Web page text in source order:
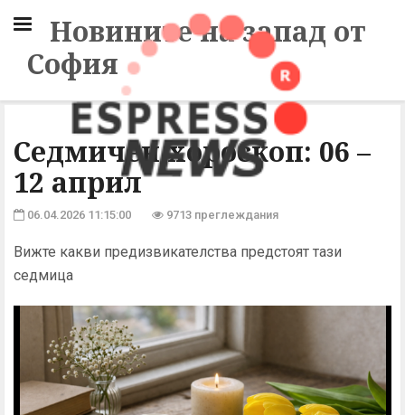
Новините на запад от
София
Седмичен хороскоп: 06 –
12 април
06.04.2026 11:15:00 9713 преглеждания
Вижте какви предизвикателства предстоят тази
седмица